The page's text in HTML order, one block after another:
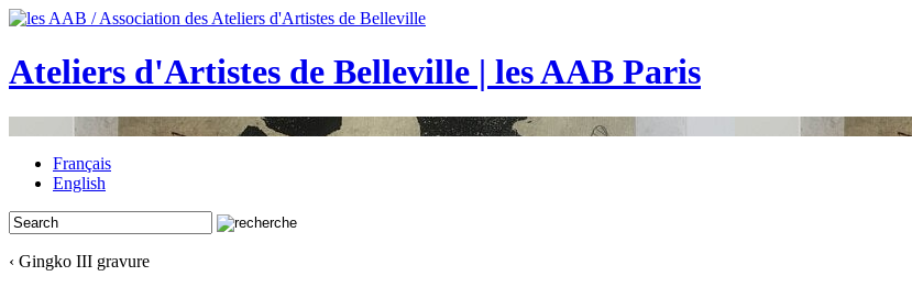
Ateliers d'Artistes de Belleville | les AAB Paris
Français
English
‹ Gingko III gravure